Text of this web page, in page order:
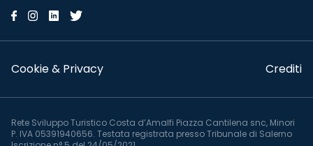
Cookie & Privacy Crediti
Rete Sviluppo Turistico Costa d’Amalfi Piazza Cantilena snc, Minori
P. IVA 05391940656. Testata registrata presso Tribunale di Salerno